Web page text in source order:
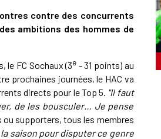
contre des concurrents
ambitions des hommes de
le FC Sochaux (3e - 31 points) au
prochaines journées, le HAC va
directs pour le Top 5. "Il faut
de les bousculer… Je pense
ou supporters, tous les membres
saison pour disputer ce genre